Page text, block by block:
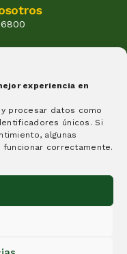
experiencia en
procesar datos como
únicos. Si
algunas
correctamente.